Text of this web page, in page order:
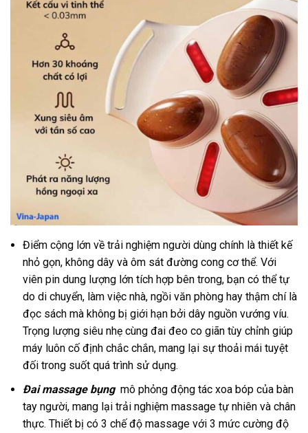
Điểm cộng lớn về trải nghiệm người dùng chính là thiết kế
nhỏ gọn, không dây và ôm sát đường cong cơ thể. Với
viên pin dung lượng lớn tích hợp bên trong, bạn có thể tự
do di chuyển, làm việc nhà, ngồi văn phòng hay thậm chí là
đọc sách mà không bị giới hạn bởi dây nguồn vướng víu.
Trọng lượng siêu nhẹ cùng đai đeo co giãn tùy chỉnh giúp
máy luôn cố định chắc chắn, mang lại sự thoải mái tuyệt
đối trong suốt quá trình sử dụng.
Đai massage bụng mô phỏng động tác xoa bóp của bàn
tay người, mang lại trải nghiệm massage tự nhiên và chân
thực. Thiết bị có 3 chế độ massage với 3 mức cường độ